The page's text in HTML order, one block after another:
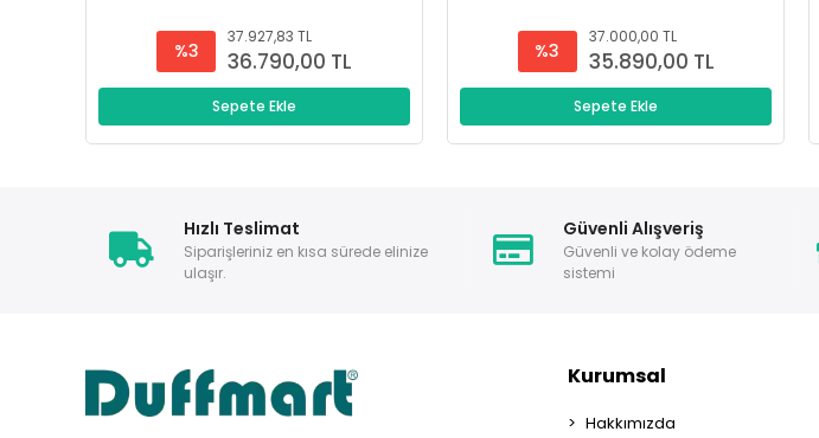
%3
37.927,83 TL
36.790,00 TL
Sepete Ekle
%3
37.000,00 TL
35.890,00 TL
Sepete Ekle
Hızlı Teslimat
Siparişleriniz en kısa sürede elinize
ulaşır.
Güvenli Alışveriş
Güvenli ve kolay ödeme
sistemi
Kurumsal
Hakkımızda